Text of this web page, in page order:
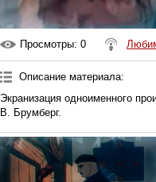
Просмотры: 0
Описание материала:
Экранизация одноименного
В. Брумберг.